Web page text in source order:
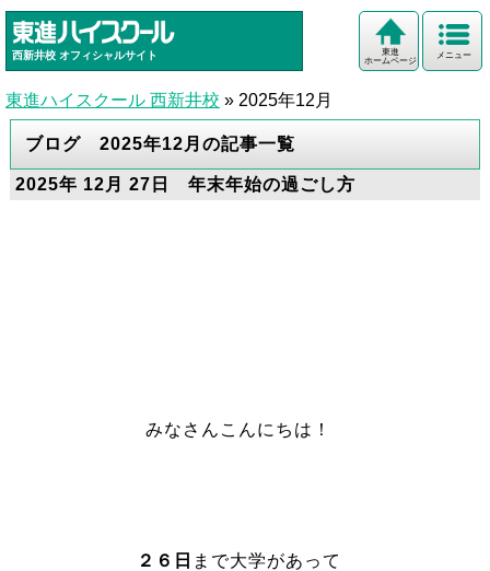
西新井校 オフィシャルサイト メニュー
東進
ホームページ
東進ハイスクール 西新井校 » 2025年12月
ブログ 2025年12月の記事一覧
2025年 12月 27日 年末年始の過ごし方
みなさんこんにちは！
２６日 まで大学があって